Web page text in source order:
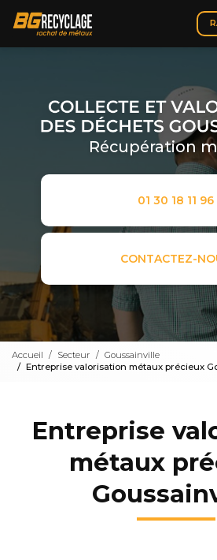
contenu
principal
Récupération
01 30 18 11 96
CONTACTEZ-
Accueil Secteur
Goussainville
Entreprise valorisation métaux précieux
Entreprise
métaux